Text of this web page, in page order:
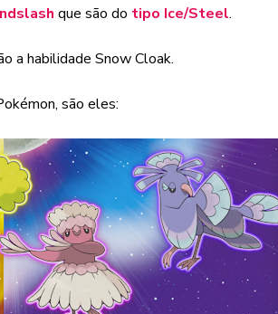
que são do tipo Ice/Steel.
a habilidade Snow Cloak.
são eles: